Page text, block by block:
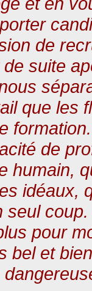
de
de suite
que les
de
humain,
idéaux,
seul
pour
bel et